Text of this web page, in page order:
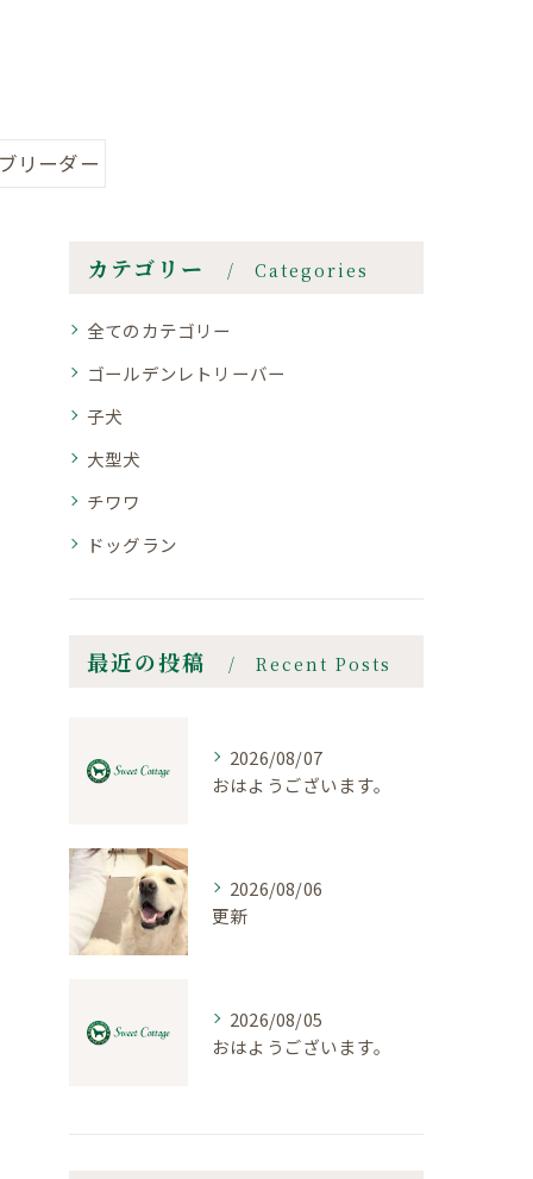
リーダー
カテゴリー Categories
全てのカテゴリー
ゴールデンレトリーバー
子犬
大型犬
チワワ
ドッグラン
最近の投稿 Recent Posts
2026/08/07
おはようございます。
2026/08/06
更新
2026/08/05
おはようございます。